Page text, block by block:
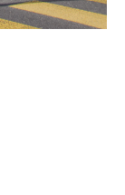
Kartell,